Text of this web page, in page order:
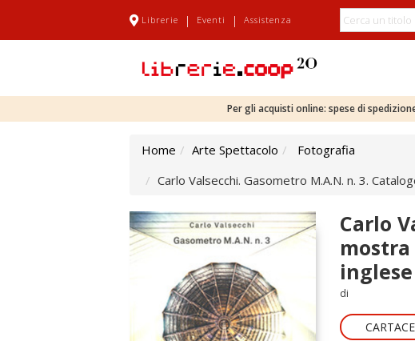
Librerie | Eventi | Assistenza
Per gli acquisti online: spese di
Home Arte Spettacolo
Fotografia
Carlo Valsecchi. Gasometro M.A.N. n. 3.
Carlo
mostra
inglese
di